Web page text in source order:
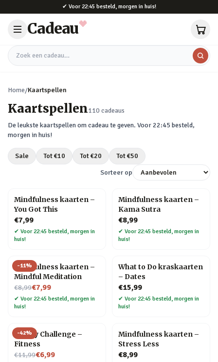
✔ Voor 22:45 besteld, morgen in huis!
Cadeau
Zoek een cadeau
Home/Kaartspellen
Kaartspellen110 cadeaus
De leukste kaartspellenom cadeau te geven. Voor 22:45 besteld,
morgen in huis!
Sale Tot €10 Tot €20 Tot €50
Sorteer op
Mindfulness kaarten –
You Got This
€7,99
✔ Voor 22:45 besteld, morgen in
huis!
Mindfulness kaarten –
Kama Sutra
€8,99
✔ Voor 22:45 besteld, morgen in
huis!
-11%
Mindfulness kaarten –
Mindful Meditation
€8,99
Nu voor€7,99
✔ Voor 22:45 besteld, morgen in
huis!
What to Do kraskaarten
– Dates
€15,99
✔ Voor 22:45 besteld, morgen in
huis!
-42%
30 Day Challenge –
Fitness
€11,99
Nu voor€6,99
Mindfulness kaarten –
Stress Less
€8,99